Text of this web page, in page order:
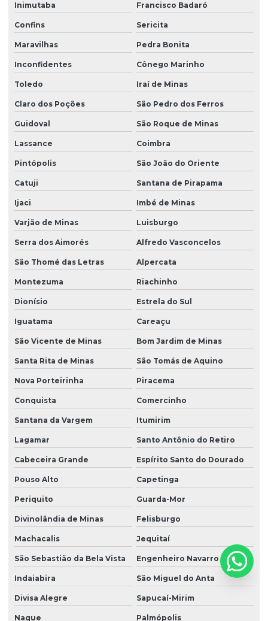
Inimutaba Francisco Badaró
Confins Sericita
Maravilhas Pedra Bonita
Inconfidentes Cônego Marinho
Toledo Iraí de Minas
Claro dos Poções São Pedro dos Ferros
Guidoval São Roque de Minas
Lassance Coimbra
Pintópolis São João do Oriente
Catuji Santana de Pirapama
Ijaci Imbé de Minas
Varjão de Minas Luisburgo
Serra dos Aimorés Alfredo Vasconcelos
São Thomé das Letras Alpercata
Montezuma Riachinho
Dionísio Estrela do Sul
Iguatama Careaçu
São Vicente de Minas Bom Jardim de Minas
Santa Rita de Minas São Tomás de Aquino
Nova Porteirinha Piracema
Conquista Comercinho
Santana da Vargem Itumirim
Lagamar Santo Antônio do Retiro
Cabeceira Grande Espírito Santo do Dourado
Pouso Alto Capetinga
Periquito Guarda-Mor
Divinolândia de Minas Felisburgo
Machacalis Jequitaí
São Sebastião da Bela Vista Engenheiro Navarro
Indaiabira São Miguel do Anta
Divisa Alegre Sapucaí-Mirim
Naque Palmópolis